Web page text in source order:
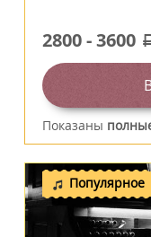
2800-3600
Показаны
Популярное